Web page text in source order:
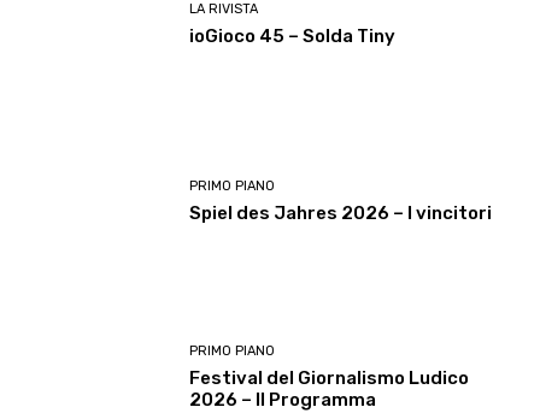
LA RIVISTA
ioGioco 45 – Solda Tiny
PRIMO PIANO
Spiel des Jahres 2026 – I vincitori
PRIMO PIANO
Festival del Giornalismo Ludico
2026 – Il Programma